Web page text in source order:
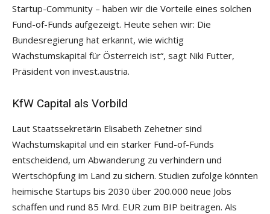
Startup-Community – haben wir die Vorteile eines solchen
Fund-of-Funds aufgezeigt. Heute sehen wir: Die
Bundesregierung hat erkannt, wie wichtig
Wachstumskapital für Österreich ist“, sagt Niki Futter,
Präsident von invest.austria.
KfW Capital als Vorbild
Laut Staatssekretärin Elisabeth Zehetner sind
Wachstumskapital und ein starker Fund-of-Funds
entscheidend, um Abwanderung zu verhindern und
Wertschöpfung im Land zu sichern. Studien zufolge könnten
heimische Startups bis 2030 über 200.000 neue Jobs
schaffen und rund 85 Mrd. EUR zum BIP beitragen. Als